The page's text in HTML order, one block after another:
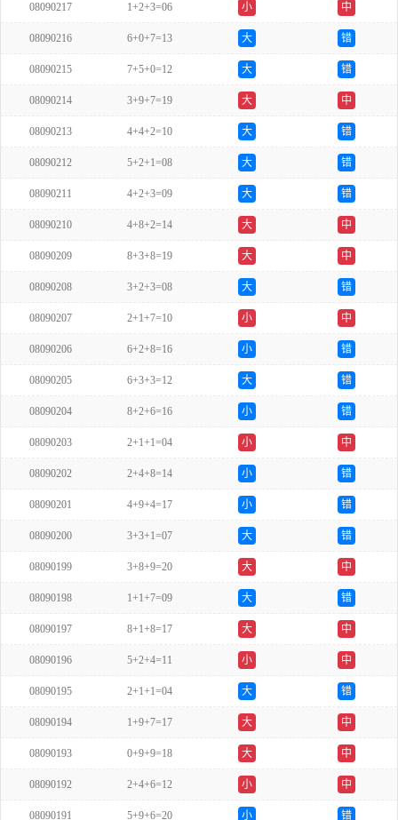
08090217 1+2+3=06 小 中
08090216 6+0+7=13 大 错
08090215 7+5+0=12 大 错
08090214 3+9+7=19 大 中
08090213 4+4+2=10 大 错
08090212 5+2+1=08 大 错
08090211 4+2+3=09 大 错
08090210 4+8+2=14 大 中
08090209 8+3+8=19 大 中
08090208 3+2+3=08 大 错
08090207 2+1+7=10 小 中
08090206 6+2+8=16 小 错
08090205 6+3+3=12 大 错
08090204 8+2+6=16 小 错
08090203 2+1+1=04 小 中
08090202 2+4+8=14 小 错
08090201 4+9+4=17 小 错
08090200 3+3+1=07 大 错
08090199 3+8+9=20 大 中
08090198 1+1+7=09 大 错
08090197 8+1+8=17 大 中
08090196 5+2+4=11 小 中
08090195 2+1+1=04 大 错
08090194 1+9+7=17 大 中
08090193 0+9+9=18 大 中
08090192 2+4+6=12 小 中
08090191 5+9+6=20 小 错